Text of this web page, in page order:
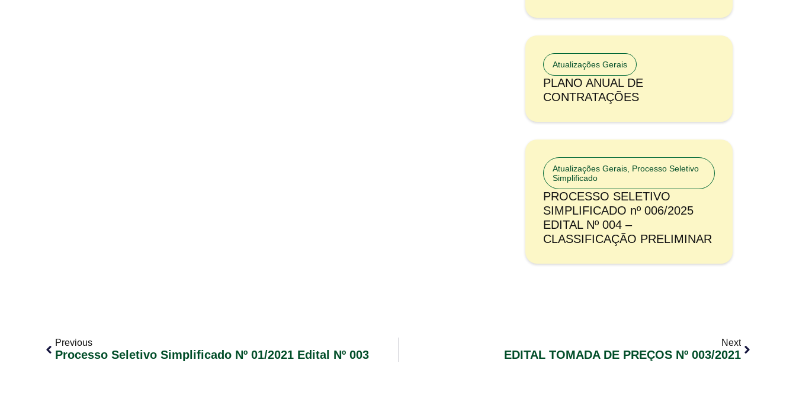
Atualizações Gerais
PLANO ANUAL DE
CONTRATAÇÕES
Atualizações Gerais Processo Seletivo
Simplificado
PROCESSO SELETIVO
SIMPLIFICADO nº 006/2025
EDITAL Nº 004 –
CLASSIFICAÇÃO PRELIMINAR
Previous
Processo Seletivo Simplificado Nº 01/2021 Edital Nº 003
Next
EDITAL TOMADA DE PREÇOS Nº 003/2021